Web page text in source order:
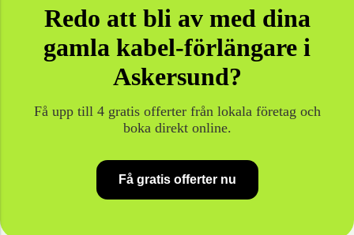
Redo att bli av med dina
gamla kabel-förlängare i
Askersund?
Få upp till 4 gratis offerter från lokala företag och
boka direkt online.
Få gratis offerter nu